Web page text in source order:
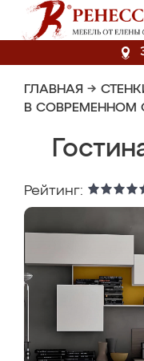
ГЛАВНАЯ →
В СОВРЕМЕННОМ
Рейтинг: